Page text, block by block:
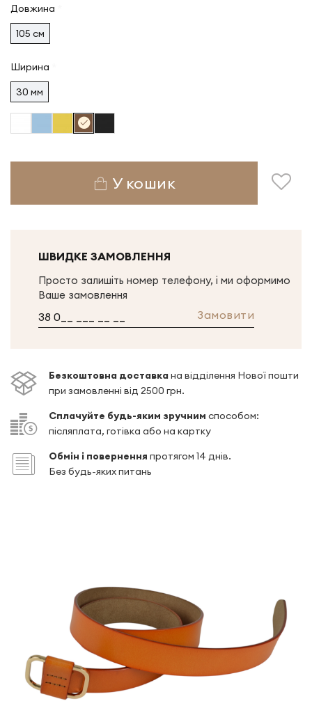
Довжина
105 см
Ширина
30 мм
У кошик
ШВИДКЕ ЗАМОВЛЕННЯ
Просто залишіть номер телефону, і ми оформимо
Ваше замовлення
Замовити
Безкоштовна доставкана відділення Нової пошти
при замовленні від 2500 грн.
Сплачуйте будь-яким зручним способом:
післяплата, готівка або на картку
Обмін і повернення протягом 14 днів.
Без будь-яких питань